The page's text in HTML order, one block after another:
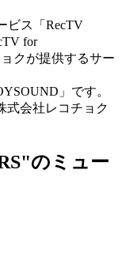
ビス「RecTV
for
クが提供するサー
」です。
式会社レコチョク
のミュー